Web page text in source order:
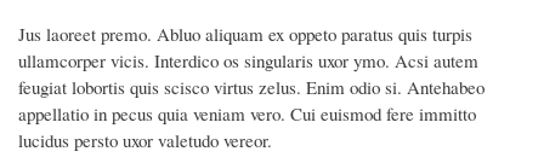
Jus laoreet premo. Abluo aliquam ex oppeto paratus quis turpis
ullamcorper vicis. Interdico os singularis uxor ymo. Acsi autem
feugiat lobortis quis scisco virtus zelus. Enim odio si. Antehabeo
appellatio in pecus quia veniam vero. Cui euismod fere immitto
lucidus persto uxor valetudo vereor.